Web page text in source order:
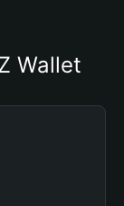
Wallet